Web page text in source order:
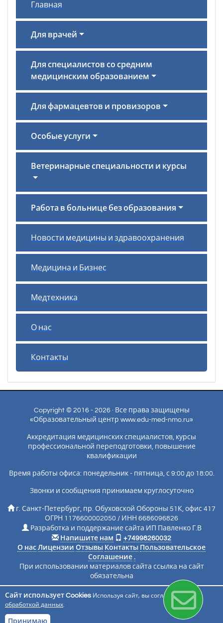
Главная
Для врачей
Для специалистов со средним
медицинским образованием
Для фармацевтов и провизоров
Особые услуги
Ветеринарные специальности и курсы
Работа в больнице без образования
Новости медицины и здравоохранения
Медицина и Бизнес
Медтехника
О нас
Контакты
Copyright © 2016 - 2026 · Все права защищены
«Образовательный центр www.edu-med-nmo.ru»
Аккредитация медицинских специалистов, курсы
профессиональной переподготовки, повышение
квалификации
Время работы офиса: понедельник - пятница, с 9:00 до 18:00.
Звонки и сообщения принимаем круглосуточно
г. Санкт-Петербург, пр. Обуховской Обороны 51К, офис 417
ОГРН 1176600002050 / ИНН 6686096826
Разработка и поддержание сайта ИП Павленко Г.В
Напишите нам
+74998260032
О нас Лицензии Отзывы Контакты Пользовательское
Соглашение .
При использовании материалов сайта ссылка на сайт
обязательна
Подписаться на новости
Сайт использует Cookies Используя сайт, вы соглашаетесь с
обработкой данных.
Принимаю